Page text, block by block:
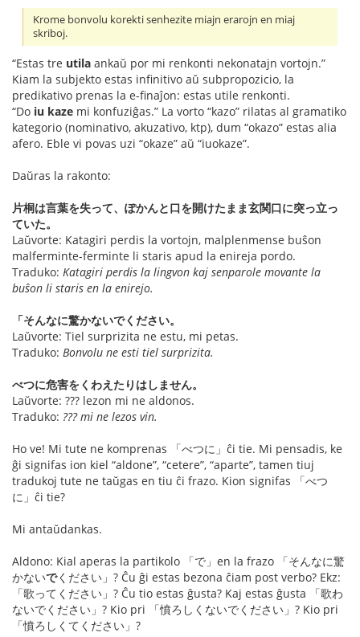
Krome bonvolu korekti senhezite miajn erarojn en miaj
skriboj.
“Estas tre utila ankaŭ por mi renkonti nekonatajn vortojn.”
Kiam la subjekto estas infinitivo aŭ subpropozicio, la
predikativo prenas la e-finaĵon: estas utile renkonti.
“Do iu kaze mi konfuziĝas.” La vorto “kazo” rilatas al gramatiko
kategorio (nominativo, akuzativo, ktp), dum “okazo” estas alia
afero. Eble vi povas uzi “okaze” aŭ “iuokaze”.
Daŭras la rakonto:
片桐は言葉を失って、ぽかんと口を開けたまま玄関口に突っ立っ
ていた。
Laŭvorte: Katagiri perdis la vortojn, malplenmense buŝon
malferminte-ferminte li staris apud la enireja pordo.
Traduko: Katagiri perdis la lingvon kaj senparole movante la
buŝon li staris en la enirejo.
「そんなに驚かないでください。
Laŭvorte: Tiel surprizita ne estu, mi petas.
Traduko: Bonvolu ne esti tiel surprizita.
べつに危害をくわえたりはしません。
Laŭvorte: ??? lezon mi ne aldonos.
Traduko: ??? mi ne lezos vin.
Ho ve! Mi tute ne komprenas 「べつに」ĉi tie. Mi pensadis, ke
ĝi signifas ion kiel “aldone”, “cetere”, “aparte”, tamen tiuj
tradukoj tute ne taŭgas en tiu ĉi frazo. Kion signifas 「べつ
に」ĉi tie?
Mi antaŭdankas.
Aldono: Kial aperas la partikolo 「で」en la frazo 「そんなに驚
かないでください」? Ĉu ĝi estas bezona ĉiam post verbo? Ekz:
「歌ってください」? Ĉu tio estas ĝusta? Kaj estas ĝusta 「歌わ
ないでください」? Kio pri 「憤ろしくないでください」? Kio pri
「憤ろしくてください」?